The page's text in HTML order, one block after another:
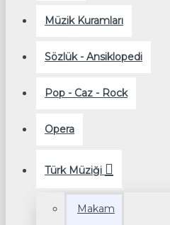
Müzik Kuramları
Sözlük - Ansiklopedi
Pop - Caz - Rock
Opera
Türk Müziği
Makam